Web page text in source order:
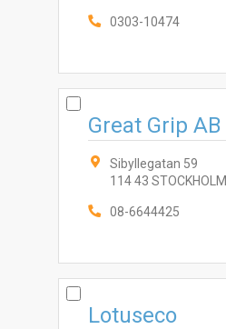
0303-10474
Great Grip AB
Sibyllegatan 59
114 43 STOCKHOLM
08-6644425
Lotuseco